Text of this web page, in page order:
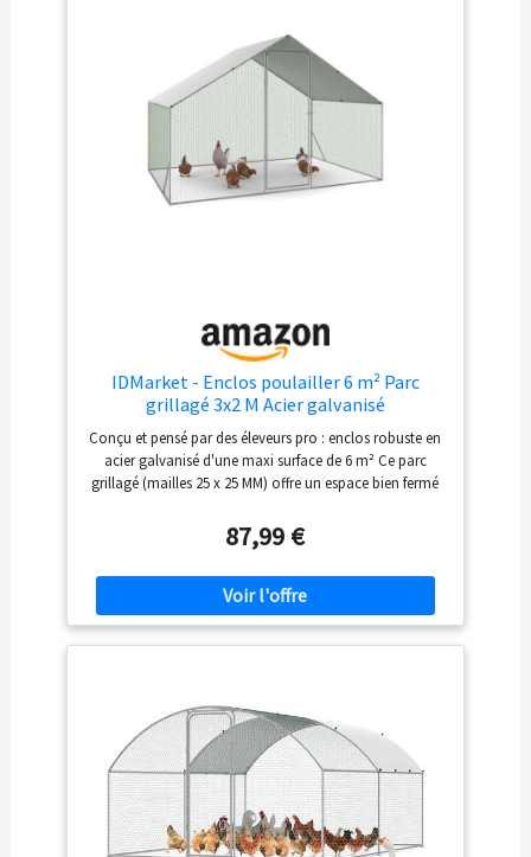
! SPÉCIFICATIONS DU
CHENIL POUR POULE
EXTÉRIEUR :
Dimensions totales :
660l x 190P x 195H cm ;
- Dim. de la bâche :
350L x 190l cm ; - Dim.
IDMarket - Enclos poulailler 6 m² Parc
grillagé 3x2 M Acier galvanisé
Conçu et pensé par des éleveurs pro : enclos robuste en
acier galvanisé d'une maxi surface de 6 m² Ce parc
grillagé (mailles 25 x 25 MM) offre un espace bien fermé
fermeture par loquet, c'est l'habitat idéal pour 3 à 4
poules ! Équipé d'une bâche de toit waterproof et anti-
UV, cette volière offre une partie ombragée optimale
Diamètre des tubes de la structure : 19 mm. Longueur 3
x largeur 2 x hauteur 2 m
87,99 €